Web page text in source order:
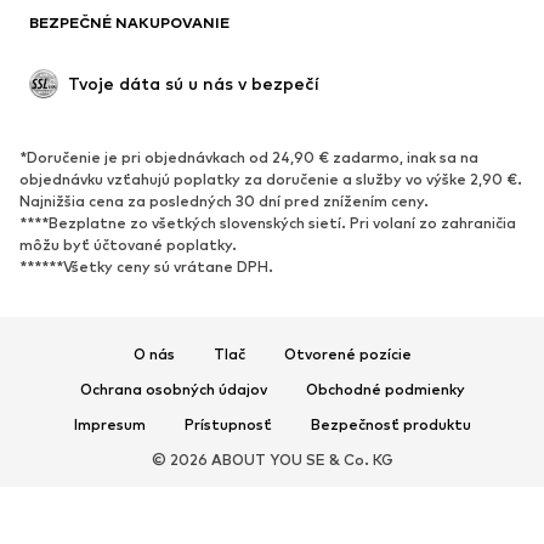
Upcyklácia
Nové
Obľúbené
Tenisky
Členkové čižmy
Topánky na vysokom podpätku
Sandále
Papuče
Exkluzívne
BEZPEČNÉ NAKUPOVANIE
Tvoje dáta sú u nás v bezpečí
*Doručenie je pri objednávkach od 24,90 € zadarmo, inak sa na
objednávku vzťahujú poplatky za doručenie a služby vo výške 2,90 €.
Najnižšia cena za posledných 30 dní pred znížením ceny.
****Bezplatne zo všetkých slovenských sietí. Pri volaní zo zahraničia
môžu byť účtované poplatky.
******Všetky ceny sú vrátane DPH.
O nás Tlač
Otvorené pozície
Ochrana osobných údajov
Obchodné podmienky
Impresum
Prístupnosť
Bezpečnosť produktu
© 2026 ABOUT YOU SE & Co. KG